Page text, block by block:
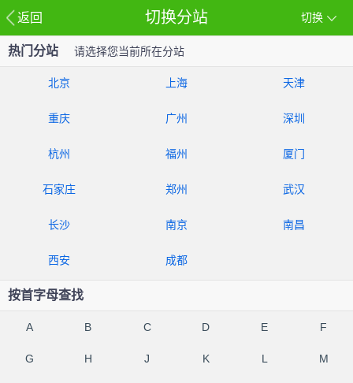
返回 切换
切换分站
热门分站 请选择您当前所在分站
北京 上海 天津
重庆 广州 深圳
杭州 福州 厦门
石家庄 郑州 武汉
长沙 南京 南昌
西安 成都
按首字母查找
A B C D E F
G H J K L M